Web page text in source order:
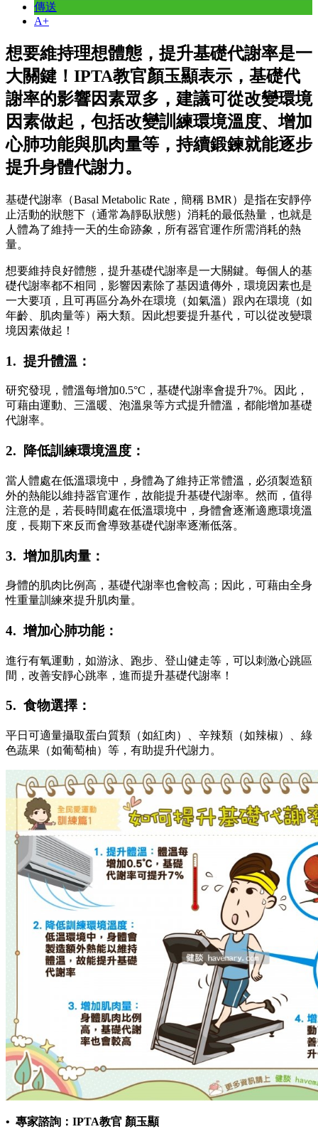
傳送
A+
想要維持理想體態，提升基礎代謝率是一
大關鍵！IPTA教官顏玉顯表示，基礎代
謝率的影響因素眾多，建議可從改變環境
因素做起，包括改變訓練環境溫度、增加
心肺功能與肌肉量等，持續鍛鍊就能逐步
提升身體代謝力。
基礎代謝率（Basal Metabolic Rate，簡稱 BMR）是指在安靜停
止活動的狀態下（通常為靜臥狀態）消耗的最低熱量，也就是
人體為了維持一天的生命跡象，所有器官運作所需消耗的熱
量。
想要維持良好體態，提升基礎代謝率是一大關鍵。每個人的基
礎代謝率都不相同，影響因素除了基因遺傳外，環境因素也是
一大要項，且可再區分為外在環境（如氣溫）跟內在環境（如
年齡、肌肉量等）兩大類。因此想要提升基代，可以從改變環
境因素做起！
1. 提升體溫：
研究發現，體溫每增加0.5°C，基礎代謝率會提升7%。因此，
可藉由運動、三溫暖、泡溫泉等方式提升體溫，都能增加基礎
代謝率。
2. 降低訓練環境溫度：
當人體處在低溫環境中，身體為了維持正常體溫，必須製造額
外的熱能以維持器官運作，故能提升基礎代謝率。然而，值得
注意的是，若長時間處在低溫環境中，身體會逐漸適應環境溫
度，長期下來反而會導致基礎代謝率逐漸低落。
3. 增加肌肉量：
身體的肌肉比例高，基礎代謝率也會較高；因此，可藉由全身
性重量訓練來提升肌肉量。
4. 增加心肺功能：
進行有氧運動，如游泳、跑步、登山健走等，可以刺激心跳區
間，改善安靜心跳率，進而提升基礎代謝率！
5. 食物選擇：
平日可適量攝取蛋白質類（如紅肉）、辛辣類（如辣椒）、綠
色蔬果（如葡萄柚）等，有助提升代謝力。
• 專家諮詢：IPTA教官 顏玉顯